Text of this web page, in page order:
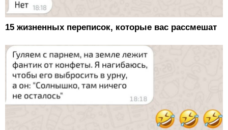
15 жизненных переписок, которые вас рассмешат